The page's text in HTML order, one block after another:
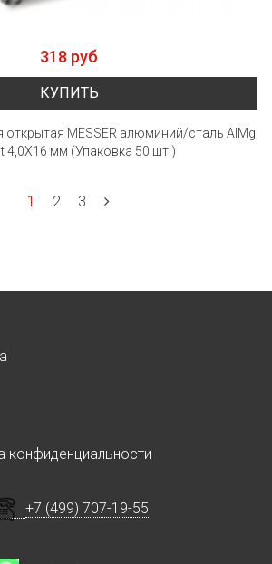
318 руб
КУПИТЬ
открытая MESSER алюминий/сталь AlMg
4,0X16 мм (Упаковка 50 шт.)
1 2 3
конфиденциальности
+7 (499) 707-19-55